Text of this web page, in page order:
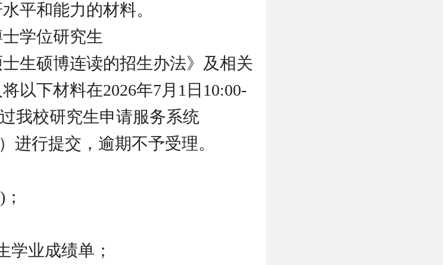
平和能力的材料。
学位研究生
生硕博连读的招生办法》及相关
以下材料在2026年7月1日10:00-
我校研究生申请服务系统
）进行提交，逾期不予受理。
学业成绩单；